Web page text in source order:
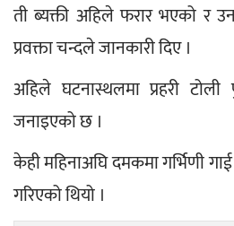
ती ब्यक्ती अहिले फरार भएको र
प्रवक्ता चन्दले जानकारी दिए ।
अहिले घटनास्थलमा प्रहरी
जनाइएको छ ।
केही महिनाअघि दमकमा गर्भिणी
गरिएको थियो ।